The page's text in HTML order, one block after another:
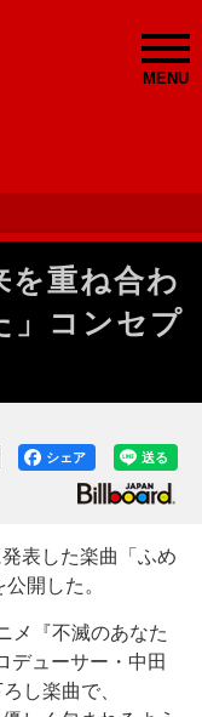
MENU
重ね合わ
」コンセプ
送る
シェア
表した楽曲「ふめ
開した。
メ『不滅のあなた
デューサー・中田
し楽曲で、